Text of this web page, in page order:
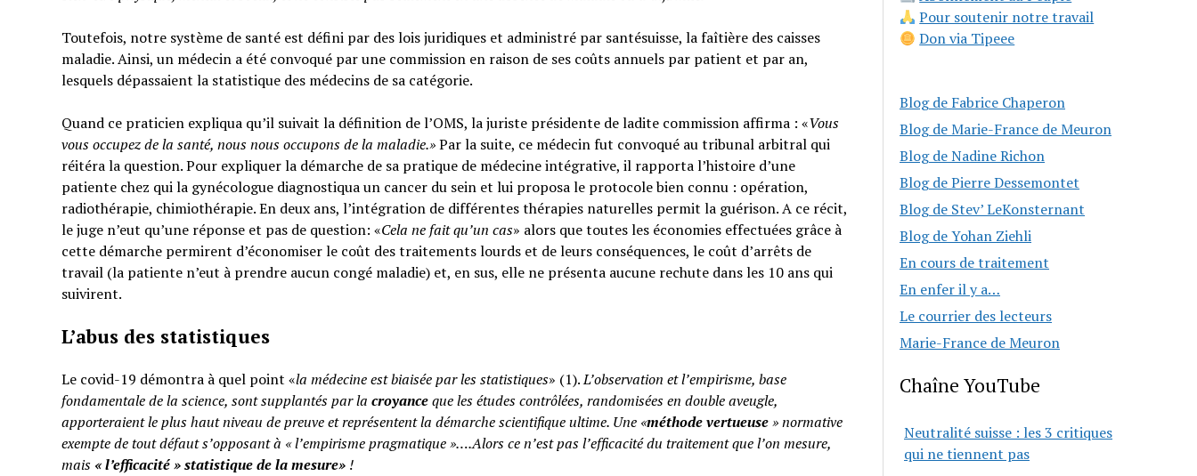
Toutefois, notre système de santé est défini par des lois juridiques et administré par santésuisse, la faîtière des caisses
maladie. Ainsi, un médecin a été convoqué par une commission en raison de ses coûts annuels par patient et par an,
lesquels dépassaient la statistique des médecins de sa catégorie.
Quand ce praticien expliqua qu’il suivait la définition de l’OMS, la juriste présidente de ladite commission affirma : «Vous
vous occupez de la santé, nous nous occupons de la maladie.»Par la suite, ce médecin fut convoqué au tribunal arbitral qui
réitéra la question. Pour expliquer la démarche de sa pratique de médecine intégrative, il rapporta l’histoire d’une
patiente chez qui la gynécologue diagnostiqua un cancer du sein et lui proposa le protocole bien connu : opération,
radiothérapie, chimiothérapie. En deux ans, l’intégration de différentes thérapies naturelles permit la guérison. A ce récit,
le juge n’eut qu’une réponse et pas de question: «Cela ne fait qu’un cas» alors que toutes les économies effectuées grâce à
cette démarche permirent d’économiser le coût des traitements lourds et de leurs conséquences, le coût d’arrêts de
travail (la patiente n’eut à prendre aucun congé maladie) et, en sus, elle ne présenta aucune rechute dans les 10 ans qui
suivirent.
L’abus des statistiques
Le covid-19 démontra à quel point «la médecine est biaisée par les statistiques» (1).L’observation et l’empirisme, base
fondamentale de la science, sont supplantés par la croyanceque les études contrôlées, randomisées en double aveugle,
apporteraient le plus haut niveau de preuve et représentent la démarche scientifique ultime. Une «méthode vertueuse» normative
exempte de tout défaut s’opposant à « l’empirisme pragmatique »….Alors ce n’est pas l’efficacité du traitement que l’on mesure,
mais «l’efficacité » statistique de la mesure» !
Pour soutenir notre travail
Don via Tipeee
Blog de Fabrice Chaperon
Blog de Marie-France de Meuron
Blog de Nadine Richon
Blog de Pierre Dessemontet
Blog de Stev’ LeKonsternant
Blog de Yohan Ziehli
En cours de traitement
En enfer il y a…
Le courrier des lecteurs
Marie-France de Meuron
Chaîne YouTube
Neutralité suisse : les 3 critiques
qui ne tiennent pas